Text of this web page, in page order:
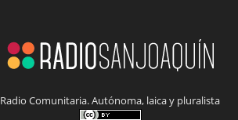
Radio Comunitaria. Autónoma, laica y pluralista